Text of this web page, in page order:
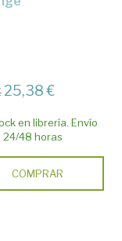
25,38 €
en librería. Envío
24/48 horas
COMPRAR